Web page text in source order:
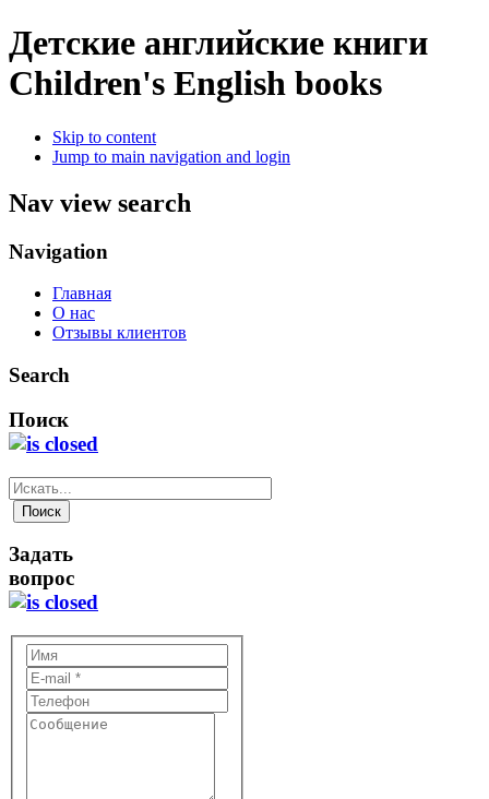
Детские английские книги
Children's English books
Skip to content
Jump to main navigation and login
Nav view search
Navigation
Главная
О нас
Отзывы клиентов
Search
Поиск
Задать
вопрос